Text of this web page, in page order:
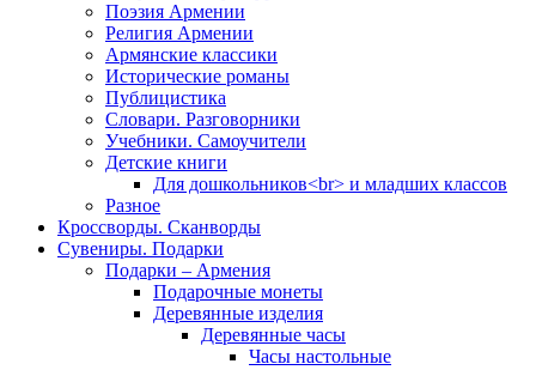
Поэзия Армении
Религия Армении
Армянские классики
Исторические романы
Публицистика
Словари. Разговорники
Учебники. Самоучители
Детские книги
Для дошкольников<br> и младших классов
Разное
Кроссворды. Сканворды
Сувениры. Подарки
Подарки – Армения
Подарочные монеты
Деревянные изделия
Деревянные часы
Часы настольные